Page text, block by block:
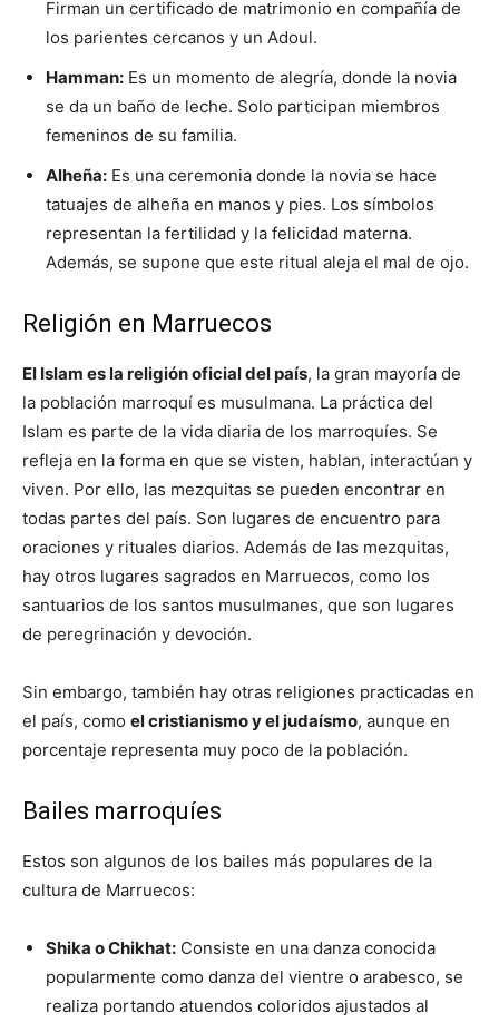
Firman un certificado de matrimonio en compañía de
los parientes cercanos y un Adoul.
Hamman: Es un momento de alegría, donde la novia
se da un baño de leche. Solo participan miembros
femeninos de su familia.
Alheña: Es una ceremonia donde la novia se hace
tatuajes de alheña en manos y pies. Los símbolos
representan la fertilidad y la felicidad materna.
Además, se supone que este ritual aleja el mal de ojo.
Religión en Marruecos
El Islam es la religión oficial del país, la gran mayoría de
la población marroquí es musulmana. La práctica del
Islam es parte de la vida diaria de los marroquíes. Se
refleja en la forma en que se visten, hablan, interactúan y
viven. Por ello, las mezquitas se pueden encontrar en
todas partes del país. Son lugares de encuentro para
oraciones y rituales diarios. Además de las mezquitas,
hay otros lugares sagrados en Marruecos, como los
santuarios de los santos musulmanes, que son lugares
de peregrinación y devoción.
Sin embargo, también hay otras religiones practicadas en
el país, como el cristianismo y el judaísmo, aunque en
porcentaje representa muy poco de la población.
Bailes marroquíes
Estos son algunos de los bailes más populares de la
cultura de Marruecos:
Shika o Chikhat: Consiste en una danza conocida
popularmente como danza del vientre o arabesco, se
realiza portando atuendos coloridos ajustados al